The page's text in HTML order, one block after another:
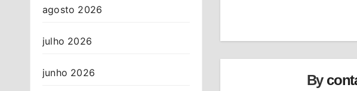
agosto 2026
julho 2026
junho 2026 By